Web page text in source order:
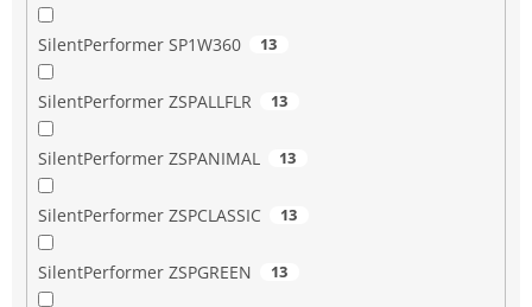
SilentPerformer SP1W360 13
SilentPerformer ZSPALLFLR 13
SilentPerformer ZSPANIMAL 13
SilentPerformer ZSPCLASSIC 13
SilentPerformer ZSPGREEN 13